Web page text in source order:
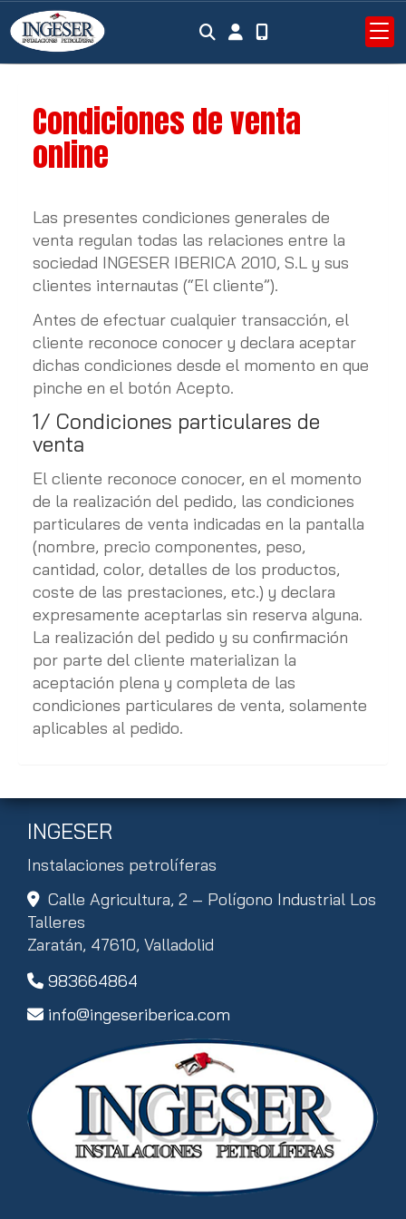
Condiciones de venta
online
Las presentes condiciones generales de
venta regulan todas las relaciones entre la
sociedad INGESER IBERICA 2010, S.L y sus
clientes internautas (“El cliente”).
Antes de efectuar cualquier transacción, el
cliente reconoce conocer y declara aceptar
dichas condiciones desde el momento en que
pinche en el botón Acepto.
1/ Condiciones particulares de
venta
El cliente reconoce conocer, en el momento
de la realización del pedido, las condiciones
particulares de venta indicadas en la pantalla
(nombre, precio componentes, peso,
cantidad, color, detalles de los productos,
coste de las prestaciones, etc.) y declara
expresamente aceptarlas sin reserva alguna.
La realización del pedido y su confirmación
por parte del cliente materializan la
aceptación plena y completa de las
condiciones particulares de venta, solamente
aplicables al pedido.
INGESER
Instalaciones petrolíferas
Calle Agricultura, 2 – Polígono Industrial Los
Talleres
Zaratán, 47610, Valladolid
983664864
info
ingeseriberica.com